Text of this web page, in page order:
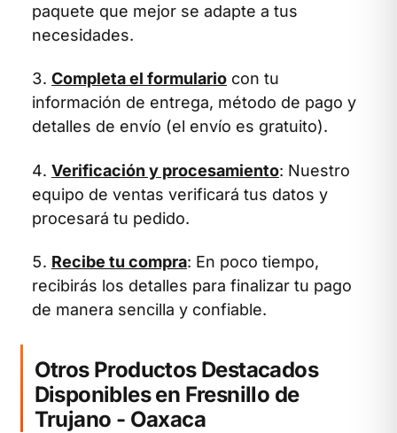
paquete que mejor se adapte a tus
necesidades.
Completa el formulario con tu
información de entrega, método de pago y
detalles de envío (el envío es gratuito).
Verificación y procesamiento: Nuestro
equipo de ventas verificará tus datos y
procesará tu pedido.
Recibe tu compra: En poco tiempo,
recibirás los detalles para finalizar tu pago
de manera sencilla y confiable.
Otros Productos Destacados
Disponibles en Fresnillo de
Trujano - Oaxaca